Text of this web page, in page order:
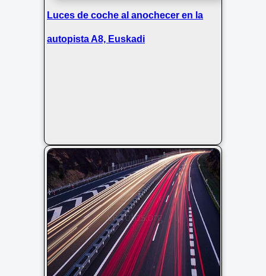
Luces de coche al anochecer en la
autopista A8, Euskadi